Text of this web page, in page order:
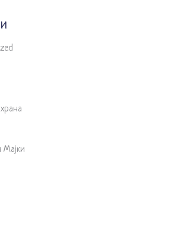
Мајки